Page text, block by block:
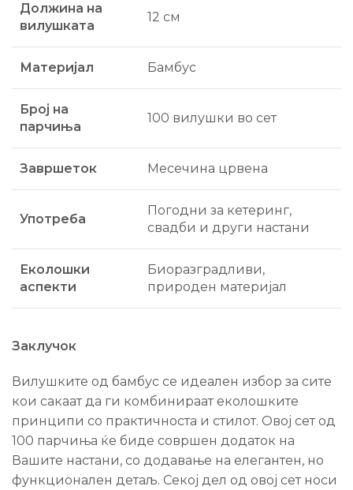
Должина на
вилушката
12 см
Материјал Бамбус
Број на
парчиња
100 вилушки во сет
Завршеток Месечина црвена
Употреба
Погодни за кетеринг,
свадби и други настани
Еколошки
аспекти
Биоразградливи,
природен материјал
Заклучок
Вилушките од бамбус се идеален избор за сите
кои сакаат да ги комбинираат еколошките
принципи со практичноста и стилот. Овој сет од
100 парчиња ќе биде совршен додаток на
Вашите настани, со додавање на елегантен, но
функционален детаљ. Секој дел од овој сет носи